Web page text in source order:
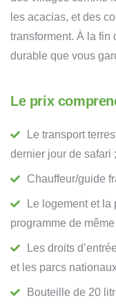
les acacias, et des
transforment. À la fin
durable que vous
Le prix
Le transport
dernier jour de safari ;
Chauffeur/guide
Le logement et la
programme de
Les droits
et les parcs
Bouteille de 20